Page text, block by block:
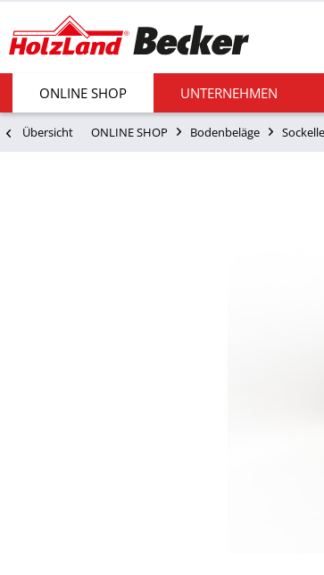
ONLINE SHOP UNTERNEHMEN
Übersicht ONLINE SHOP Bodenbeläge